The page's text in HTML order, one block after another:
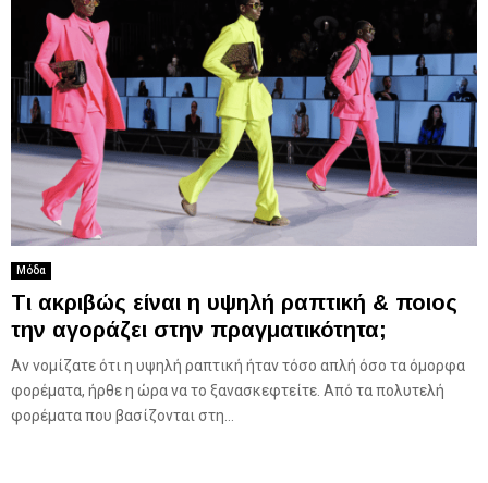
Μόδα
Τι ακριβώς είναι η υψηλή ραπτική & ποιος
την αγοράζει στην πραγματικότητα;
Αν νομίζατε ότι η υψηλή ραπτική ήταν τόσο απλή όσο τα όμορφα
φορέματα, ήρθε η ώρα να το ξανασκεφτείτε. Από τα πολυτελή
φορέματα που βασίζονται στη...